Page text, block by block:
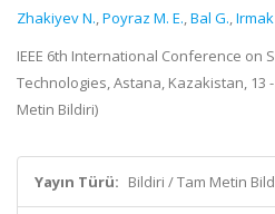
Zhakiyev N.,Poyraz M. E.,Bal G.,Irmak
IEEE 6th International Conference on
Technologies, Astana, Kazakistan, 13 -
Metin Bildiri)
Yayın Türü: Bildiri / Tam Metin